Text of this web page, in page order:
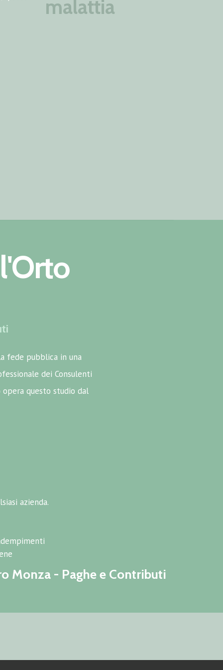
malattia
fede pubblica in una
dei Consulenti
questo studio dal
azienda.
Monza - Paghe e Contributi